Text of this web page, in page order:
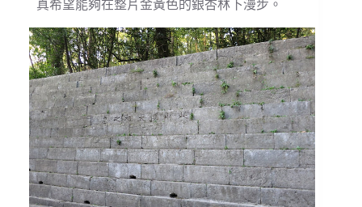
真希望能夠在整片金黃色的銀杏林下漫步。